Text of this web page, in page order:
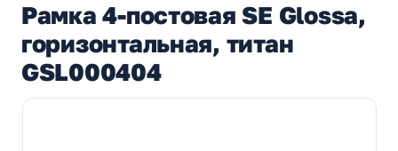
Рамка 4-постовая SE Glossa,
горизонтальная, титан
GSL000404